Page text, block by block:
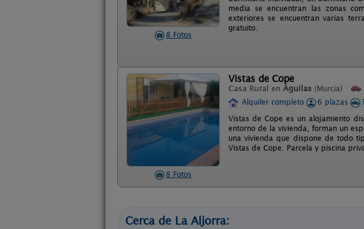
8 Fotos
media se encuentran las zonas
exteriores se encuentran varias
gratuito.
8 Fotos
Vistas de Cope
Casa Rural en Águilas (Murcia)
Alquiler completo
6 plazas
Vistas de Cope es un alojamiento
entorno de la vivienda, forman un
una vivienda que dispone de todo
Vistas de Cope. Parcela y piscina
Cerca de La Aljorra: